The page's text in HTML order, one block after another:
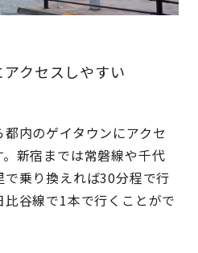
クセスしやすい
内のゲイタウンにアクセ
新宿までは常磐線や千代
乗り換えれば30分程で行
谷線で1本で行くことがで